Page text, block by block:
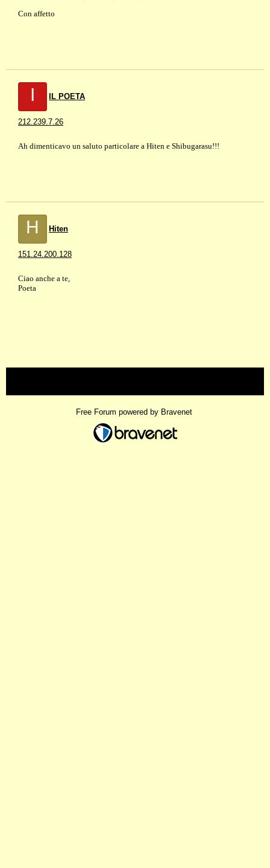
Con affetto
I IL POETA
212.239.7.26
Ah dimenticavo un saluto particolare a Hiten e Shibugarasu!!!
H Hiten
151.24.200.128
Ciao anche a te,
Poeta
Free Forum powered by Bravenet